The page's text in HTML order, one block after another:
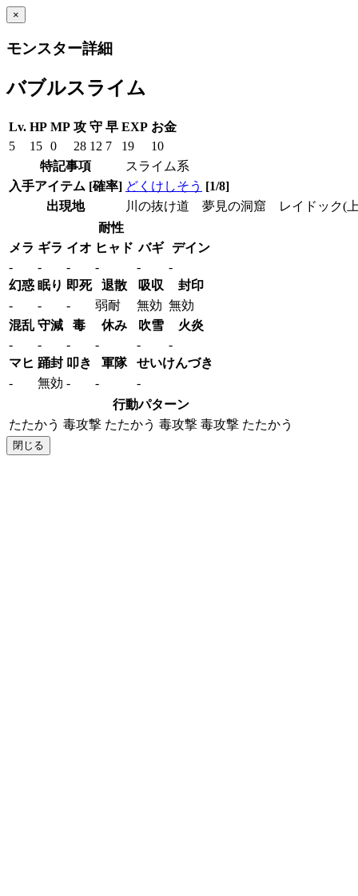
×
モンスター詳細
バブルスライム
Lv. HP MP 攻 守 早 EXP お金
5
15 0 28 12 7 19
10
特記事項
スライム系
入手アイテム [確率] どくけしそう [1/8]
出現地
川の抜け道 夢見の洞窟 レイドック(
耐性
メラ ギラ イオ ヒャド バギ デイン
-
- - - -
-
幻惑 眠り 即死 退散 吸収
封印
-
- - 弱耐 無効 無効
混乱 守減 毒 休み 吹雪
火炎
-
- - - -
-
マヒ 踊封 叩き 軍隊
せいけんづき
-
無効 - -
-
行動パターン
たたかう 毒攻撃 たたかう 毒攻撃 毒攻撃 たたかう
閉じる